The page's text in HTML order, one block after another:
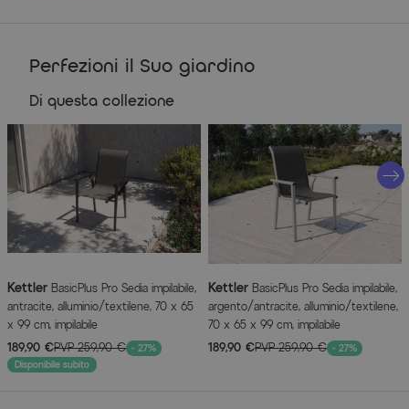
Dimensioni: ca. 160 cm x 95 cm x 74 cm
Distanza tra le gambe del tavolo in lunghezza: ca. 146,5
cm
Distanza tra le gambe del tavolo in larghezza: ca. 80 cm
Altezza bordo inferiore del tavolo: ca. 68 cm
Peso: ca. 25,66 kg
Dimensioni: ca. 75 cm x 62 cm x 110 cm
Larghezza seduta: ca. 51 cm
Altezza seduta: ca. 47 cm
Perfezioni il Suo giardino
Di questa collezione
Kettler BasicPlus Pro Sedia impilabile,
antracite, alluminio/textilene, 70 x 65
x 99 cm, impilabile
189,90 €PVP259,90 € - 27%
Disponibile subito
Kettler BasicPlus Pro Sedia impilabile,
argento/antracite, alluminio/textilene,
70 x 65 x 99 cm, impilabile
189,90 €PVP259,90 € - 27%